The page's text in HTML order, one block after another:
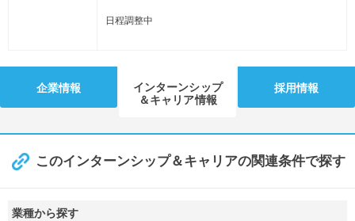
日程調整中
企業情報
インターンシップ
＆キャリア情報
採用情報
このインターンシップ＆キャリアの関連条件で探す
業種から探す